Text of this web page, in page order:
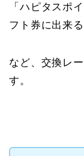
「ハピタスポ
フト券に出来る
など、交換レ
す。